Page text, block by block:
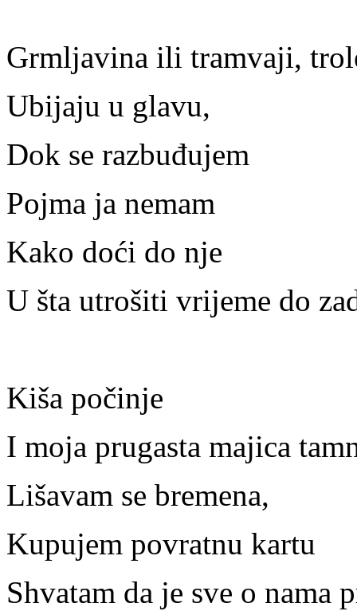
Grmljavina ili tramvaji,
Ubijaju u glavu,
Dok se razbuđujem
Pojma ja nemam
Kako doći do nje
U šta utrošiti vrijeme do
Kiša počinje
I moja prugasta majica
Lišavam se bremena,
Kupujem povratnu kartu
Shvatam da je sve o nama